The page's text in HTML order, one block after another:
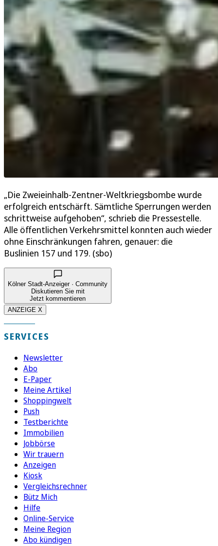
„Die Zweieinhalb-Zentner-Weltkriegsbombe wurde
erfolgreich entschärft. Sämtliche Sperrungen werden
schrittweise aufgehoben“, schrieb die Pressestelle.
Alle öffentlichen Verkehrsmittel konnten auch wieder
ohne Einschränkungen fahren, genauer: die
Buslinien 157 und 179. (sbo)
Kölner Stadt-Anzeiger · Community
Diskutieren Sie mit
Jetzt kommentieren
ANZEIGE X
SERVICES
Newsletter
Abo
E-Paper
Meine Artikel
Shoppingwelt
Push
Testberichte
Immobilien
Jobbörse
Wir trauern
Anzeigen
Kiosk
Vergleichsrechner
Bütz Mich
Hilfe
Online-Service
Meine Region
Abo kündigen